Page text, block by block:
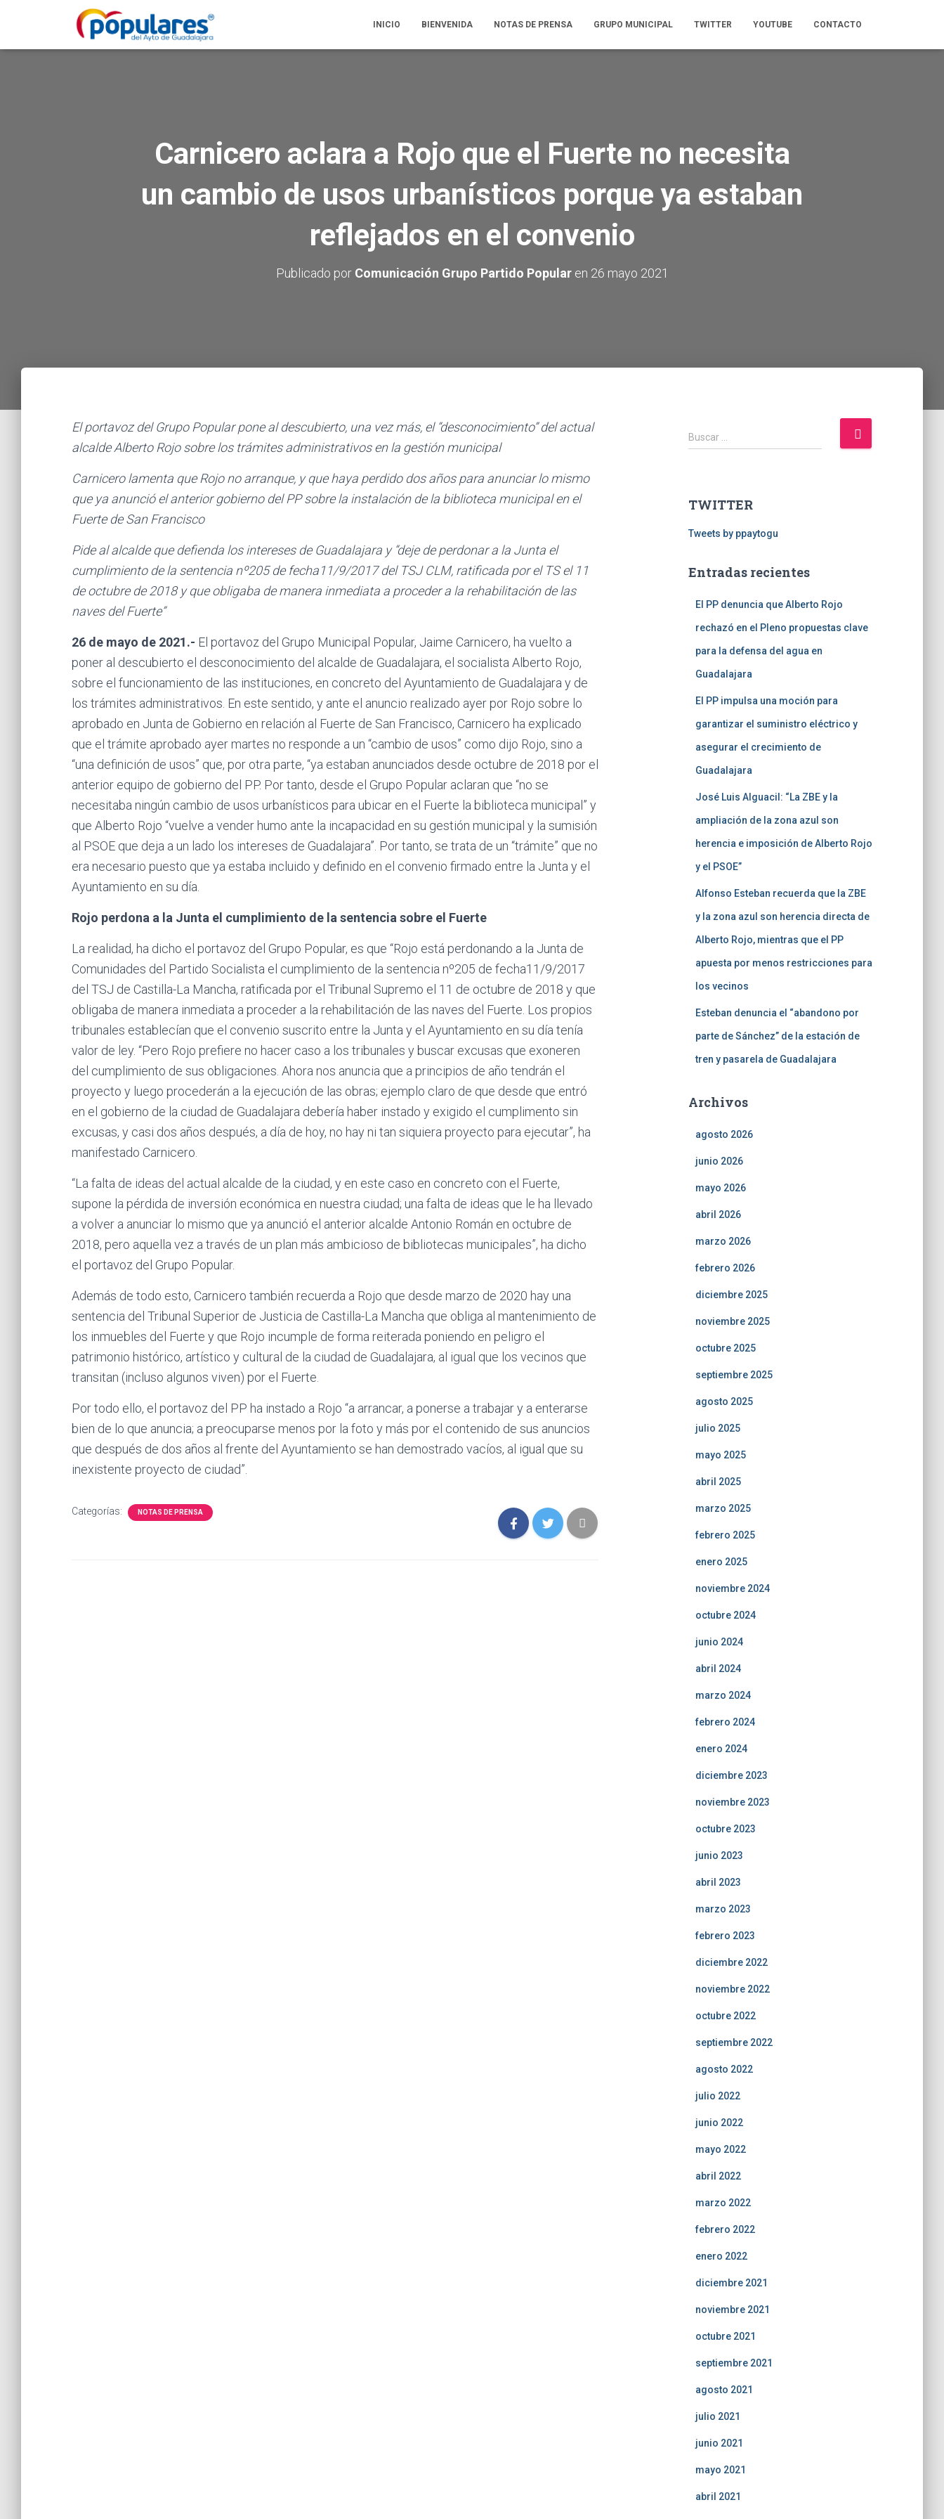
INICIO BIENVENIDA NOTAS DE PRENSA GRUPO MUNICIPAL TWITTER YOUTUBE CONTACTO
Carnicero aclara a Rojo que el Fuerte no necesita
un cambio de usos urbanísticos porque ya estaban
reflejados en el convenio
Publicado por Comunicación Grupo Partido Popularen 26 mayo 2021
El portavoz del Grupo Popular pone al descubierto, una vez más, el “desconocimiento” del actual
alcalde Alberto Rojo sobre los trámites administrativos en la gestión municipal
Carnicero lamenta que Rojo no arranque, y que haya perdido dos años para anunciar lo mismo
que ya anunció el anterior gobierno del PP sobre la instalación de la biblioteca municipal en el
Fuerte de San Francisco
Pide al alcalde que defienda los intereses de Guadalajara y “deje de perdonar a la Junta el
cumplimiento de la sentencia nº205 de fecha11/9/2017 del TSJ CLM, ratificada por el TS el 11
de octubre de 2018 y que obligaba de manera inmediata a proceder a la rehabilitación de las
naves del Fuerte”
26 de mayo de 2021.- El portavoz del Grupo Municipal Popular, Jaime Carnicero, ha vuelto a
poner al descubierto el desconocimiento del alcalde de Guadalajara, el socialista Alberto Rojo,
sobre el funcionamiento de las instituciones, en concreto del Ayuntamiento de Guadalajara y de
los trámites administrativos. En este sentido, y ante el anuncio realizado ayer por Rojo sobre lo
aprobado en Junta de Gobierno en relación al Fuerte de San Francisco, Carnicero ha explicado
que el trámite aprobado ayer martes no responde a un “cambio de usos” como dijo Rojo, sino a
“una definición de usos” que, por otra parte, “ya estaban anunciados desde octubre de 2018 por el
anterior equipo de gobierno del PP. Por tanto, desde el Grupo Popular aclaran que “no se
necesitaba ningún cambio de usos urbanísticos para ubicar en el Fuerte la biblioteca municipal” y
que Alberto Rojo “vuelve a vender humo ante la incapacidad en su gestión municipal y la sumisión
al PSOE que deja a un lado los intereses de Guadalajara”. Por tanto, se trata de un “trámite” que no
era necesario puesto que ya estaba incluido y definido en el convenio firmado entre la Junta y el
Ayuntamiento en su día.
Rojo perdona a la Junta el cumplimiento de la sentencia sobre el Fuerte
La realidad, ha dicho el portavoz del Grupo Popular, es que “Rojo está perdonando a la Junta de
Comunidades del Partido Socialista el cumplimiento de la sentencia nº205 de fecha11/9/2017
del TSJ de Castilla-La Mancha, ratificada por el Tribunal Supremo el 11 de octubre de 2018 y que
obligaba de manera inmediata a proceder a la rehabilitación de las naves del Fuerte. Los propios
tribunales establecían que el convenio suscrito entre la Junta y el Ayuntamiento en su día tenía
valor de ley. “Pero Rojo prefiere no hacer caso a los tribunales y buscar excusas que exoneren
del cumplimiento de sus obligaciones. Ahora nos anuncia que a principios de año tendrán el
proyecto y luego procederán a la ejecución de las obras; ejemplo claro de que desde que entró
en el gobierno de la ciudad de Guadalajara debería haber instado y exigido el cumplimento sin
excusas, y casi dos años después, a día de hoy, no hay ni tan siquiera proyecto para ejecutar”, ha
manifestado Carnicero.
“La falta de ideas del actual alcalde de la ciudad, y en este caso en concreto con el Fuerte,
supone la pérdida de inversión económica en nuestra ciudad; una falta de ideas que le ha llevado
a volver a anunciar lo mismo que ya anunció el anterior alcalde Antonio Román en octubre de
2018, pero aquella vez a través de un plan más ambicioso de bibliotecas municipales”, ha dicho
el portavoz del Grupo Popular.
Además de todo esto, Carnicero también recuerda a Rojo que desde marzo de 2020 hay una
sentencia del Tribunal Superior de Justicia de Castilla-La Mancha que obliga al mantenimiento de
los inmuebles del Fuerte y que Rojo incumple de forma reiterada poniendo en peligro el
patrimonio histórico, artístico y cultural de la ciudad de Guadalajara, al igual que los vecinos que
transitan (incluso algunos viven) por el Fuerte.
Por todo ello, el portavoz del PP ha instado a Rojo “a arrancar, a ponerse a trabajar y a enterarse
bien de lo que anuncia; a preocuparse menos por la foto y más por el contenido de sus anuncios
que después de dos años al frente del Ayuntamiento se han demostrado vacíos, al igual que su
inexistente proyecto de ciudad”.
Categorías: NOTAS DE PRENSA
B
u
r
Buscar …
TWITTER
Tweets by ppaytogu
Entradas recientes
El PP denuncia que Alberto Rojo
rechazó en el Pleno propuestas clave
para la defensa del agua en
Guadalajara
El PP impulsa una moción para
garantizar el suministro eléctrico y
asegurar el crecimiento de
Guadalajara
José Luis Alguacil: “La ZBE y la
ampliación de la zona azul son
herencia e imposición de Alberto Rojo
y el PSOE”
Alfonso Esteban recuerda que la ZBE
y la zona azul son herencia directa de
Alberto Rojo, mientras que el PP
apuesta por menos restricciones para
los vecinos
Esteban denuncia el “abandono por
parte de Sánchez” de la estación de
tren y pasarela de Guadalajara
Archivos
agosto 2026
junio 2026
mayo 2026
abril 2026
marzo 2026
febrero 2026
diciembre 2025
noviembre 2025
octubre 2025
septiembre 2025
agosto 2025
julio 2025
mayo 2025
abril 2025
marzo 2025
febrero 2025
enero 2025
noviembre 2024
octubre 2024
junio 2024
abril 2024
marzo 2024
febrero 2024
enero 2024
diciembre 2023
noviembre 2023
octubre 2023
junio 2023
abril 2023
marzo 2023
febrero 2023
diciembre 2022
noviembre 2022
octubre 2022
septiembre 2022
agosto 2022
julio 2022
junio 2022
mayo 2022
abril 2022
marzo 2022
febrero 2022
enero 2022
diciembre 2021
noviembre 2021
octubre 2021
septiembre 2021
agosto 2021
julio 2021
junio 2021
mayo 2021
abril 2021